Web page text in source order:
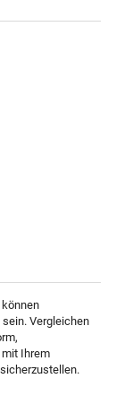
Vergleichen
Ihrem